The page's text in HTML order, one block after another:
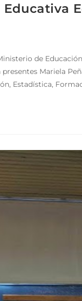
de
Mariela
Estadística,